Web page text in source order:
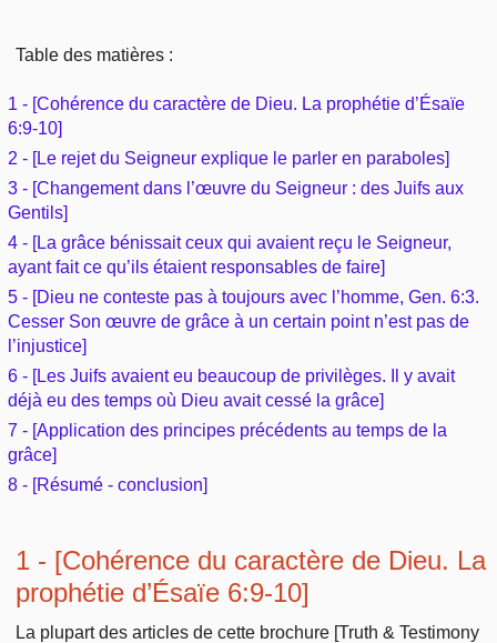
Autres sites chrétiens
Outils
Paramètres
Au sujet de la Bible
Études et commentaires par passage
Versets Classés
L'Évangile, le Salut
Mort, résurrection
L'Église, l'Assemblée
Prophétie
Sanctification
Vie pratique
Mariage, famille
Édification
Commentaires journaliers
COURS Bibliques - GUIDES de lecture
Pour débuter
Ouvrages de A à Z
Auteurs de A à Z
Rechercher dans la Bible
Études et commentaires par passage
Dictionnaires bibliques
Sommaires
Aperçus Livres de la Bible
Autres FAQ
Table des matières :
1 - [Cohérence du caractère de Dieu. La prophétie d’Ésaïe
6:9-10]
2 - [Le rejet du Seigneur explique le parler en paraboles]
3 - [Changement dans l’œuvre du Seigneur : des Juifs aux
Gentils]
4 - [La grâce bénissait ceux qui avaient reçu le Seigneur,
ayant fait ce qu’ils étaient responsables de faire]
5 - [Dieu ne conteste pas à toujours avec l’homme, Gen. 6:3.
Cesser Son œuvre de grâce à un certain point n’est pas de
l’injustice]
6 - [Les Juifs avaient eu beaucoup de privilèges. Il y avait
déjà eu des temps où Dieu avait cessé la grâce]
7 - [Application des principes précédents au temps de la
grâce]
8 - [Résumé - conclusion]
1 - [Cohérence du caractère de Dieu. La
prophétie d’Ésaïe 6:9-10]
La plupart des articles de cette brochure [Truth & Testimony